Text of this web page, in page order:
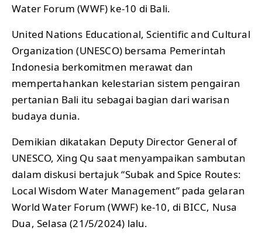
Water Forum (WWF) ke-10 di Bali.
United Nations Educational, Scientific and Cultural
Organization (UNESCO) bersama Pemerintah
Indonesia berkomitmen merawat dan
mempertahankan kelestarian sistem pengairan
pertanian Bali itu sebagai bagian dari warisan
budaya dunia.
Demikian dikatakan Deputy Director General of
UNESCO, Xing Qu saat menyampaikan sambutan
dalam diskusi bertajuk “Subak and Spice Routes:
Local Wisdom Water Management” pada gelaran
World Water Forum (WWF) ke-10, di BICC, Nusa
Dua, Selasa (21/5/2024) lalu.